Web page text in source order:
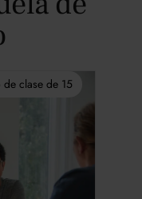
de clase de 15